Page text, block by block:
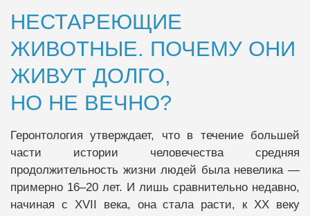
НЕСТАРЕЮЩИЕ
ЖИВОТНЫЕ. ПОЧЕМУ ОНИ
ЖИВУТ ДОЛГО,
НО НЕ ВЕЧНО?
Геронтология утверждает, что в течение большей
части истории человечества средняя
продолжительность жизни людей была невелика —
примерно 16–20 лет. И лишь сравнительно недавно,
начиная с XVII века, она стала расти, к ХХ веку